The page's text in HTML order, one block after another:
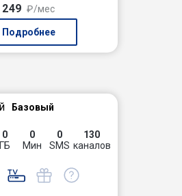
249 ₽/мес
Подробнее
Базовый
0
ГБ
0
Мин
0
SMS
130
каналов